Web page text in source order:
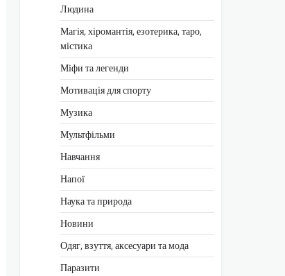
Людина
Магія, хіромантія, езотерика, таро,
містика
Міфи та легенди
Мотивація для спорту
Музика
Мультфільми
Навчання
Напої
Наука та природа
Новини
Одяг, взуття, аксесуари та мода
Паразити